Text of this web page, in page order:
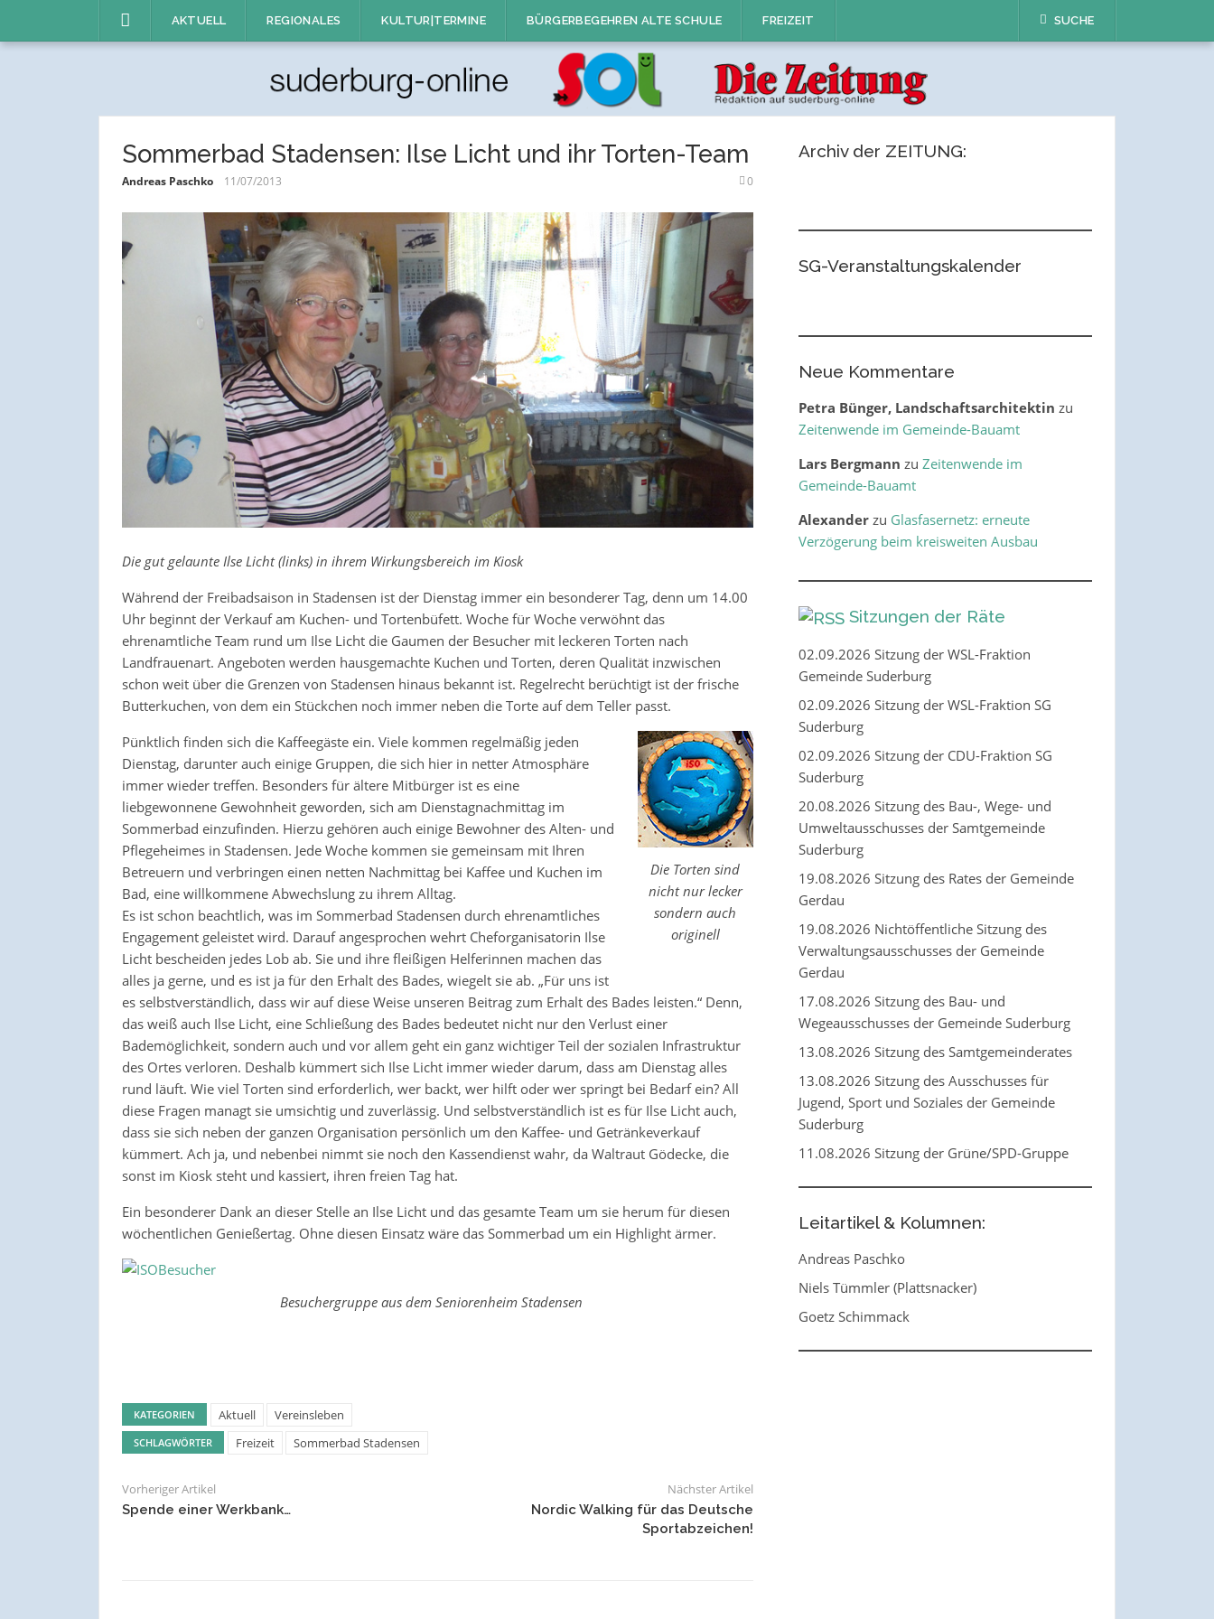
AKTUELL REGIONALES KULTUR|TERMINE BÜRGERBEGEHREN ALTE SCHULE FREIZEIT SUCHE
Sommerbad Stadensen: Ilse Licht und ihr Torten-Team
Andreas Paschko 11/07/2013 0
Die gut gelaunte Ilse Licht (links) in ihrem Wirkungsbereich im Kiosk
Während der Freibadsaison in Stadensen ist der Dienstag immer ein besonderer Tag, denn um 14.00
Uhr beginnt der Verkauf am Kuchen- und Tortenbüfett. Woche für Woche verwöhnt das
ehrenamtliche Team rund um Ilse Licht die Gaumen der Besucher mit leckeren Torten nach
Landfrauenart. Angeboten werden hausgemachte Kuchen und Torten, deren Qualität inzwischen
schon weit über die Grenzen von Stadensen hinaus bekannt ist. Regelrecht berüchtigt ist der frische
Butterkuchen, von dem ein Stückchen noch immer neben die Torte auf dem Teller passt.
Die Torten sind
nicht nur lecker
sondern auch
originell
Pünktlich finden sich die Kaffeegäste ein. Viele kommen regelmäßig jeden
Dienstag, darunter auch einige Gruppen, die sich hier in netter Atmosphäre
immer wieder treffen. Besonders für ältere Mitbürger ist es eine
liebgewonnene Gewohnheit geworden, sich am Dienstagnachmittag im
Sommerbad einzufinden. Hierzu gehören auch einige Bewohner des Alten- und
Pflegeheimes in Stadensen. Jede Woche kommen sie gemeinsam mit Ihren
Betreuern und verbringen einen netten Nachmittag bei Kaffee und Kuchen im
Bad, eine willkommene Abwechslung zu ihrem Alltag.
Es ist schon beachtlich, was im Sommerbad Stadensen durch ehrenamtliches
Engagement geleistet wird. Darauf angesprochen wehrt Cheforganisatorin Ilse
Licht bescheiden jedes Lob ab. Sie und ihre fleißigen Helferinnen machen das
alles ja gerne, und es ist ja für den Erhalt des Bades, wiegelt sie ab. „Für uns ist
es selbstverständlich, dass wir auf diese Weise unseren Beitrag zum Erhalt des Bades leisten.“ Denn,
das weiß auch Ilse Licht, eine Schließung des Bades bedeutet nicht nur den Verlust einer
Bademöglichkeit, sondern auch und vor allem geht ein ganz wichtiger Teil der sozialen Infrastruktur
des Ortes verloren. Deshalb kümmert sich Ilse Licht immer wieder darum, dass am Dienstag alles
rund läuft. Wie viel Torten sind erforderlich, wer backt, wer hilft oder wer springt bei Bedarf ein? All
diese Fragen managt sie umsichtig und zuverlässig. Und selbstverständlich ist es für Ilse Licht auch,
dass sie sich neben der ganzen Organisation persönlich um den Kaffee- und Getränkeverkauf
kümmert. Ach ja, und nebenbei nimmt sie noch den Kassendienst wahr, da Waltraut Gödecke, die
sonst im Kiosk steht und kassiert, ihren freien Tag hat.
Ein besonderer Dank an dieser Stelle an Ilse Licht und das gesamte Team um sie herum für diesen
wöchentlichen Genießertag. Ohne diesen Einsatz wäre das Sommerbad um ein Highlight ärmer.
Besuchergruppe aus dem Seniorenheim Stadensen
KATEGORIEN Aktuell Vereinsleben
SCHLAGWÖRTER Freizeit Sommerbad Stadensen
Vorheriger Artikel
Spende einer Werkbank…
Nächster Artikel
Nordic Walking für das Deutsche
Sportabzeichen!
Archiv der ZEITUNG:
SG-Veranstaltungskalender
Neue Kommentare
Petra Bünger, Landschaftsarchitektin zu
Zeitenwende im Gemeinde-Bauamt
Lars Bergmann zu Zeitenwende im
Gemeinde-Bauamt
Alexanderzu Glasfasernetz: erneute
Verzögerung beim kreisweiten Ausbau
Sitzungen der Räte
02.09.2026 Sitzung der WSL-Fraktion
Gemeinde Suderburg
02.09.2026 Sitzung der WSL-Fraktion SG
Suderburg
02.09.2026 Sitzung der CDU-Fraktion SG
Suderburg
20.08.2026 Sitzung des Bau-, Wege- und
Umweltausschusses der Samtgemeinde
Suderburg
19.08.2026 Sitzung des Rates der Gemeinde
Gerdau
19.08.2026 Nichtöffentliche Sitzung des
Verwaltungsausschusses der Gemeinde
Gerdau
17.08.2026 Sitzung des Bau- und
Wegeausschusses der Gemeinde Suderburg
13.08.2026 Sitzung des Samtgemeinderates
13.08.2026 Sitzung des Ausschusses für
Jugend, Sport und Soziales der Gemeinde
Suderburg
11.08.2026 Sitzung der Grüne/SPD-Gruppe
Leitartikel & Kolumnen:
Andreas Paschko
Niels Tümmler (Plattsnacker)
Goetz Schimmack